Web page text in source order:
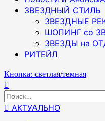
ЗВЕЗДНЫЙ СТИЛЬ
ЗВЕЗДНЫЕ
ШОПИНГ со
ЗВЕЗДЫ на
РИТЕЙЛ
Кнопка: светлая/темная
Найти:
АКТУАЛЬНО